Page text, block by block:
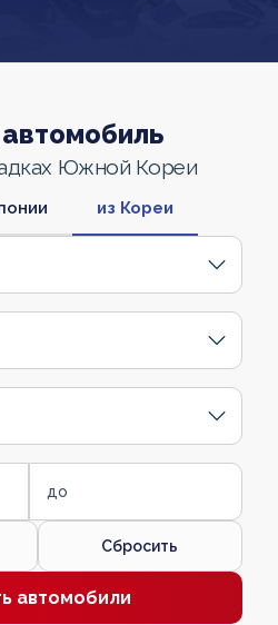
Южной Кореи
из Кореи
до
Сбросить
автомобили